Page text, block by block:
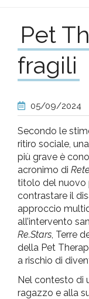
e
analisi
pr
e
Pet
fragili
05/09/2024
Secondo le
ritiro sociale,
più grave è
acronimo di
titolo del nuovo
contrastare il
approccio
all’intervento
Re.Stars , Terre
della Pet
a rischio di
Nel contesto di
ragazzo e alla